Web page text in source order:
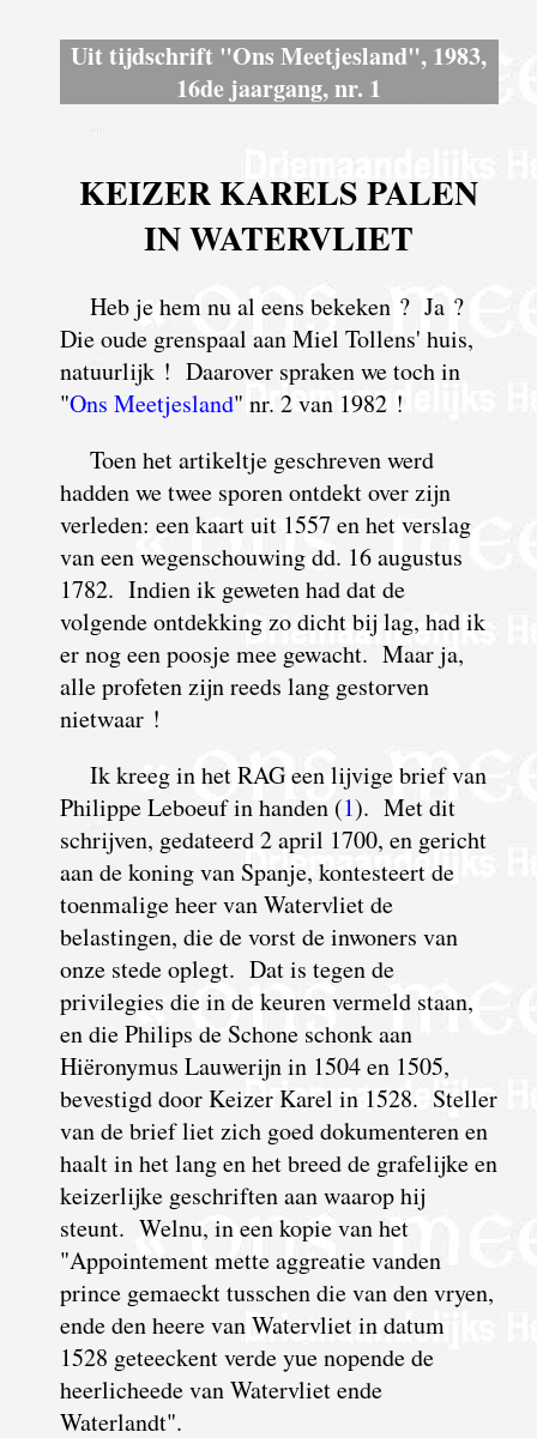
Uit tijdschrift "Ons Meetjesland", 1983,
16de jaargang, nr. 1
KEIZER KARELS PALEN
IN WATERVLIET
Heb je hem nu al eens bekeken ? Ja ?
Die oude grenspaal aan Miel Tollens' huis,
natuurlijk ! Daarover spraken we toch in
"Ons Meetjesland" nr. 2 van 1982 !
Toen het artikeltje geschreven werd
hadden we twee sporen ontdekt over zijn
verleden: een kaart uit 1557 en het verslag
van een wegenschouwing dd. 16 augustus
1782. Indien ik geweten had dat de
volgende ontdekking zo dicht bij lag, had ik
er nog een poosje mee gewacht. Maar ja,
alle profeten zijn reeds lang gestorven
nietwaar !
Ik kreeg in het RAG een lijvige brief van
Philippe Leboeuf in handen (1). Met dit
schrijven, gedateerd 2 april 1700, en gericht
aan de koning van Spanje, kontesteert de
toenmalige heer van Watervliet de
belastingen, die de vorst de inwoners van
onze stede oplegt. Dat is tegen de
privilegies die in de keuren vermeld staan,
en die Philips de Schone schonk aan
Hiëronymus Lauwerijn in 1504 en 1505,
bevestigd door Keizer Karel in 1528. Steller
van de brief liet zich goed dokumenteren en
haalt in het lang en het breed de grafelijke en
keizerlijke geschriften aan waarop hij
steunt. Welnu, in een kopie van het
"Appointement mette aggreatie vanden
prince gemaeckt tusschen die van den vryen,
ende den heere van Watervliet in datum
1528 geteeckent verde yue nopende de
heerlicheede van Watervliet ende
Waterlandt".